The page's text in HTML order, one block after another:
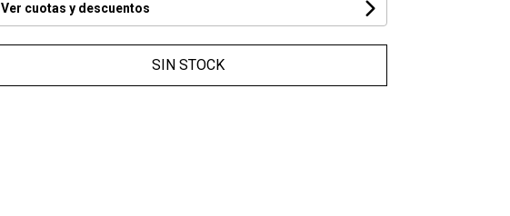
Ver cuotas y descuentos
SIN STOCK